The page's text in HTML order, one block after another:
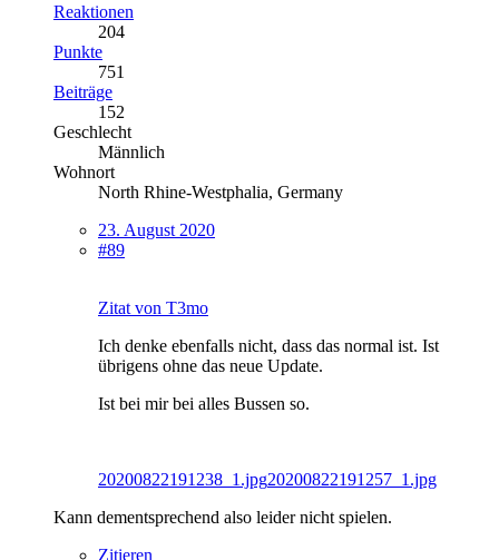
Reaktionen
204
Punkte
751
Beiträge
152
Geschlecht
Männlich
Wohnort
North Rhine-Westphalia, Germany
23. August 2020
#89
Zitat von T3mo
Ich denke ebenfalls nicht, dass das normal ist. Ist
übrigens ohne das neue Update.
Ist bei mir bei alles Bussen so.
20200822191238_1.jpg20200822191257_1.jpg
Kann dementsprechend also leider nicht spielen.
Zitieren